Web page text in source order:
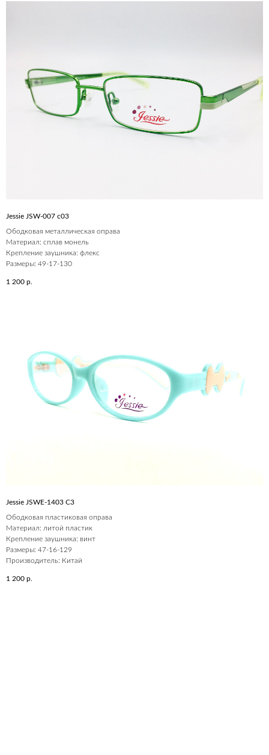
Jessie JSW-007 c03
Ободковая металлическая оправа
Материал: сплав монель
Крепление заушника: флекс
Размеры: 49-17-130
1 200 р.
Jessie JSWE-1403 С3
Ободковая пластиковая оправа
Материал: литой пластик
Крепление заушника: винт
Размеры: 47-16-129
Производитель: Китай
1 200 р.